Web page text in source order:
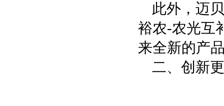
此外，迈
裕农-农光互
来全新的产
二、创新